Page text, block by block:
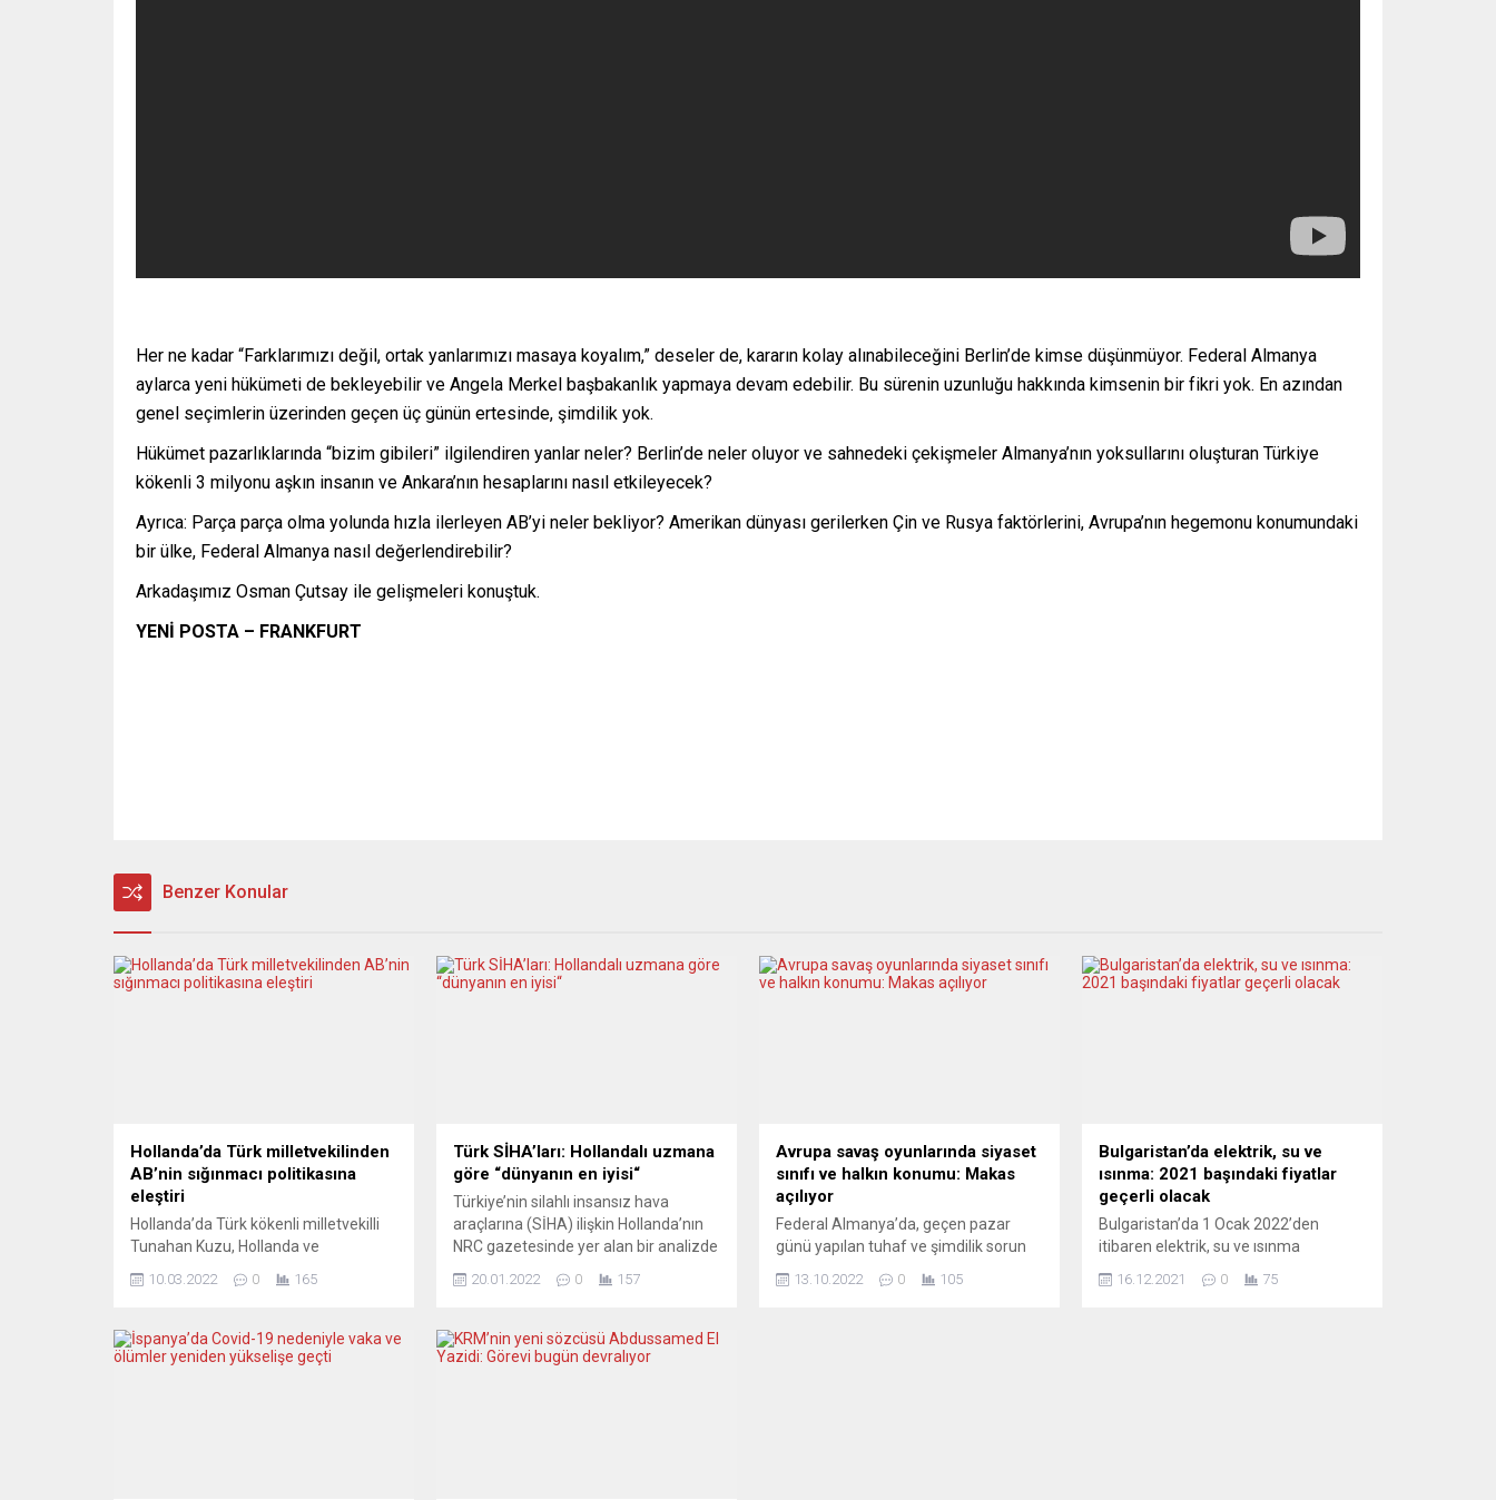
Her ne kadar “Farklarımızı değil, ortak yanlarımızı masaya koyalım,” deseler de, kararın kolay alınabileceğini Berlin’de kimse düşünmüyor. Federal Almanya
aylarca yeni hükümeti de bekleyebilir ve Angela Merkel başbakanlık yapmaya devam edebilir. Bu sürenin uzunluğu hakkında kimsenin bir fikri yok. En azından
genel seçimlerin üzerinden geçen üç günün ertesinde, şimdilik yok.
Hükümet pazarlıklarında “bizim gibileri” ilgilendiren yanlar neler? Berlin’de neler oluyor ve sahnedeki çekişmeler Almanya’nın yoksullarını oluşturan Türkiye
kökenli 3 milyonu aşkın insanın ve Ankara’nın hesaplarını nasıl etkileyecek?
Ayrıca: Parça parça olma yolunda hızla ilerleyen AB’yi neler bekliyor? Amerikan dünyası gerilerken Çin ve Rusya faktörlerini, Avrupa’nın hegemonu konumundaki
bir ülke, Federal Almanya nasıl değerlendirebilir?
Arkadaşımız Osman Çutsay ile gelişmeleri konuştuk.
YENİ POSTA – FRANKFURT
Benzer Konular
Hollanda’da Türk milletvekilinden
AB’nin sığınmacı politikasına
eleştiri
Hollanda’da Türk kökenli milletvekilli
Tunahan Kuzu, Hollanda ve
Avrupa’nın sığınmacı politikasını
eleştirdi. Üyelerinin çoğunluğunu Türk
Partisi milletvekili Kuzu, Hollanda
Parlamentosu’ndaki Göçmenler ve
10.03.2022 0 165
Türk SİHA’ları: Hollandalı uzmana
göre “dünyanın en iyisi“
Türkiye’nin silahlı insansız hava
araçlarına (SİHA) ilişkin Hollanda’nın
NRC gazetesinde yer alan bir analizde
Bayraktar TB2 için “dünyanın en iyisi”
yorumu yapıldı. NRC gazetesi, Türk
yayımladı. SİHA’ların savunma
sanayisindeki rolüne değinilen
20.01.2022 0 157
Avrupa savaş oyunlarında siyaset
sınıfı ve halkın konumu: Makas
açılıyor
Federal Almanya’da, geçen pazar
günü yapılan tuhaf ve şimdilik sorun
çıkarmayan bir yerel seçimi özellikle
doğu eyaletlerinde pazartesi
13.10.2022 0 105
Bulgaristan’da elektrik, su ve
ısınma: 2021 başındaki fiyatlar
geçerli olacak
Bulgaristan’da 1 Ocak 2022’den
itibaren elektrik, su ve ısınma
giderlerinin artışını önlemek için
ücretlendirmede 1 Ocak 2021’deki
16.12.2021 0 75